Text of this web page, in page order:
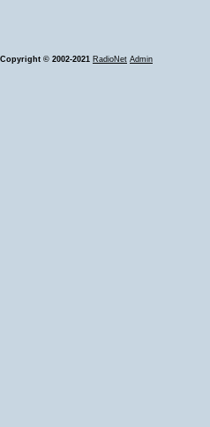
Copyright © 2002-2021 RadioNet Admin